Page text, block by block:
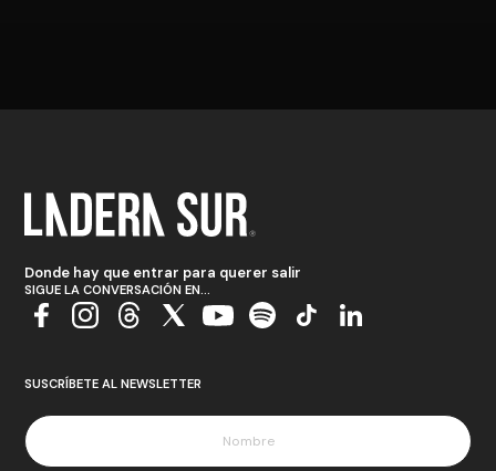
Donde hay que entrar para querer salir
SIGUE LA CONVERSACIÓN EN...
SUSCRÍBETE AL NEWSLETTER